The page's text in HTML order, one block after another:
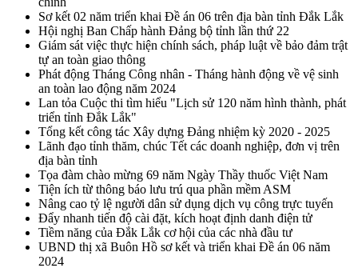
Sơ kết 02 năm triển khai Đề án 06 trên địa bàn tỉnh Đắk Lắk
Hội nghị Ban Chấp hành Đảng bộ tỉnh lần thứ 22
Giám sát việc thực hiện chính sách, pháp luật về bảo đảm trật
tự an toàn giao thông
Phát động Tháng Công nhân - Tháng hành động về vệ sinh
an toàn lao động năm 2024
Lan tỏa Cuộc thi tìm hiểu "Lịch sử 120 năm hình thành, phát
triển tỉnh Đắk Lắk"
Tổng kết công tác Xây dựng Đảng nhiệm kỳ 2020 - 2025
Lãnh đạo tỉnh thăm, chúc Tết các doanh nghiệp, đơn vị trên
địa bàn tỉnh
Tọa đàm chào mừng 69 năm Ngày Thầy thuốc Việt Nam
Tiện ích từ thông báo lưu trú qua phần mềm ASM
Nâng cao tỷ lệ người dân sử dụng dịch vụ công trực tuyến
Đẩy nhanh tiến độ cài đặt, kích hoạt định danh điện tử
Tiềm năng của Đắk Lắk cơ hội của các nhà đầu tư
UBND thị xã Buôn Hồ sơ kết và triển khai Đề án 06 năm
2024